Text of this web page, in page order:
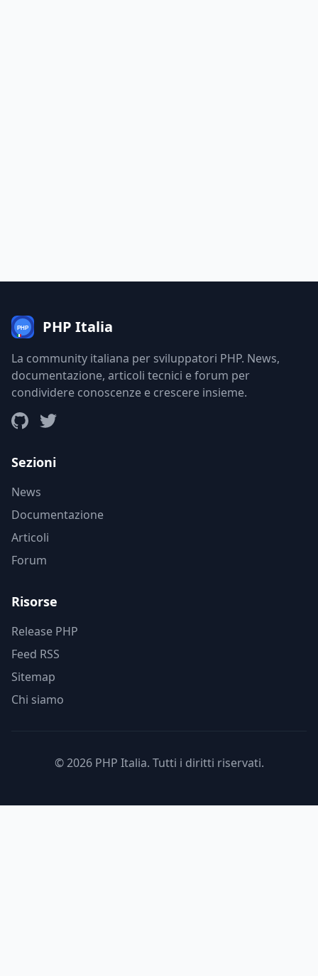
PHP Italia
La community italiana per sviluppatori PHP. News,
documentazione, articoli tecnici e forum per
condividere conoscenze e crescere insieme.
Sezioni
News
Documentazione
Articoli
Forum
Risorse
Release PHP
Feed RSS
Sitemap
Chi siamo
© 2026 PHP Italia. Tutti i diritti riservati.